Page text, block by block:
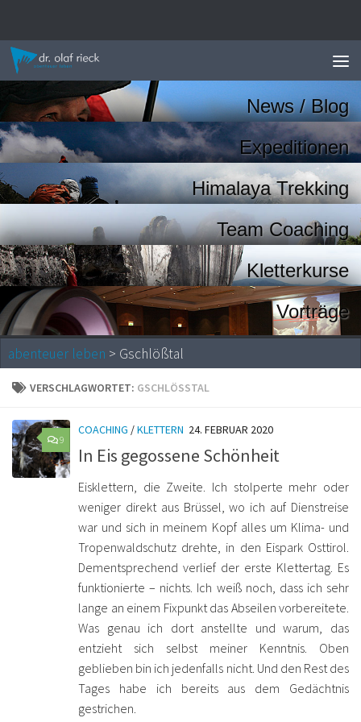
News / Blog
Expeditionen
Himalaya Trekking
Team Coaching
Kletterkurse
Vorträge
abenteuer leben > Gschlößtal
VERSCHLAGWORTET: GSCHLÖSSTAL
9
COACHING /KLETTERN 24. FEBRUAR 2020
In Eis gegossene Schönheit
Eisklettern, die Zweite. Ich stolperte mehr oder
weniger direkt aus Brüssel, wo ich auf Dienstreise
war und sich in meinem Kopf alles um Klima- und
Tropenwaldschutz drehte, in den Eispark Osttirol.
Dementsprechend verlief der erste Klettertag. Es
funktionierte – nichts. Ich weiß noch, dass ich sehr
lange an einem Fixpunkt das Abseilen vorbereitete.
Was genau ich dort anstellte und warum, das
entzieht sich selbst meiner Kenntnis. Oben
geblieben bin ich jedenfalls nicht. Und den Rest des
Tages habe ich bereits aus dem Gedächtnis
gestrichen.